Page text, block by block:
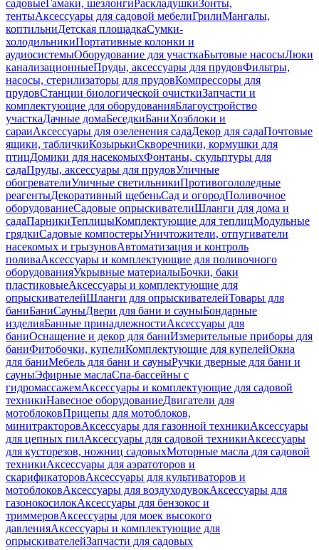
садовыеГамаки, шезлонгиРаскладушкиЗонты,
тентыАксессуары для садовой мебелиГрилиМангалы,
коптильниДетская площадкаСумки-
холодильникиПортативные колонки и
аудиосистемыОборудование для участкаБытовые насосыЛюки
канализационныеПруды, аксессуары для прудовФильтры,
насосы, стерилизаторы для прудовКомпрессоры для
прудовСтанции биологической очисткиЗапчасти и
комплектующие для оборудованияБлагоустройство
участкаДачные домаБеседкиБаниХозблоки и
сараиАксессуары для озеленения садаДекор для садаПочтовые
ящики, табличкиКозырькиСкворечники, кормушки для
птицДомики для насекомыхФонтаны, скульптуры для
садаПруды, аксессуары для прудовУличные
обогревателиУличные светильникиПротивогололедные
реагентыДекоративный щебеньСад и огородПоливочное
оборудованиеСадовые опрыскивателиШланги для дома и
садаПарникиТеплицыКомплектующие для теплицМодульные
грядкиСадовые компостерыУничтожители, отпугиватели
насекомых и грызуновАвтоматизация и контроль
поливаАксессуары и комплектующие для поливочного
оборудованияУкрывные материалыБочки, баки
пластиковыеАксессуары и комплектующие для
опрыскивателейШланги для опрыскивателейТовары для
баниБаниСауныДвери для бани и сауныБондарные
изделияБанные принадлежностиАксессуары для
баниОснащение и декор для баниИзмерительные приборы для
баниФитобочки, купелиКомплектующие для купелейОкна
для баниМебель для бани и сауныРучки дверные для бани и
сауныЭфирные маслаСпа-бассейны с
гидромассажемАксессуары и комплектующие для садовой
техникиНавесное оборудованиеДвигатели для
мотоблоковПрицепы для мотоблоков,
минитракторовАксессуары для газонной техникиАксессуары
для цепных пилАксессуары для садовой техникиАксессуары
для кусторезов, ножниц садовыхМоторные масла для садовой
техникиАксессуары для аэратоторов и
скарификаторовАксессуары для культиваторов и
мотоблоковАксессуары для воздуходувокАксессуары для
газонокосилокАксессуары для бензокос и
триммеровАксессуары для моек высокого
давленияАксессуары и комплектующие для
опрыскивателейЗапчасти для садовых